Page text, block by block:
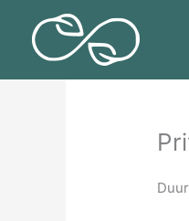
inhoud